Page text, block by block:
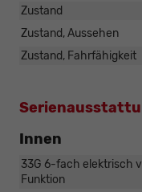
Zustand
Zustand, Aussehen
Zustand, Fahrfähigkeit
Innen
33G 6-fach elektrisch
Funktion